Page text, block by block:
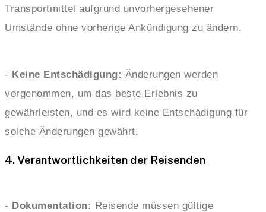
Transportmittel aufgrund unvorhergesehener
Umstände ohne vorherige Ankündigung zu ändern.
- Keine Entschädigung: Änderungen werden
vorgenommen, um das beste Erlebnis zu
gewährleisten, und es wird keine Entschädigung für
solche Änderungen gewährt.
4. Verantwortlichkeiten der Reisenden
- Dokumentation: Reisende müssen gültige